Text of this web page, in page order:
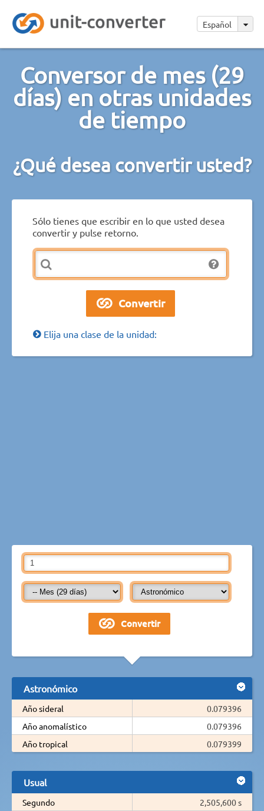
Español
Conversor de mes (29
días) en otras unidades
de tiempo
¿Qué desea convertir usted?
Sólo tienes que escribir en lo que usted desea
convertir y pulse retorno.
Elija una clase de la unidad:
Astronómico
Año sideral
0.079396
Año anomalístico
0.079396
Año tropical
0.079399
Usual
Segundo
2,505,600 s